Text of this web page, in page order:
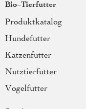
Bio-Tierfutter
Produktkatalog
Hundefutter
Katzenfutter
Nutztierfutter
Vogelfutter